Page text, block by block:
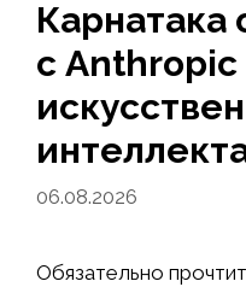
Карнатака
с Anthropic
06.08.2026
Обязательно